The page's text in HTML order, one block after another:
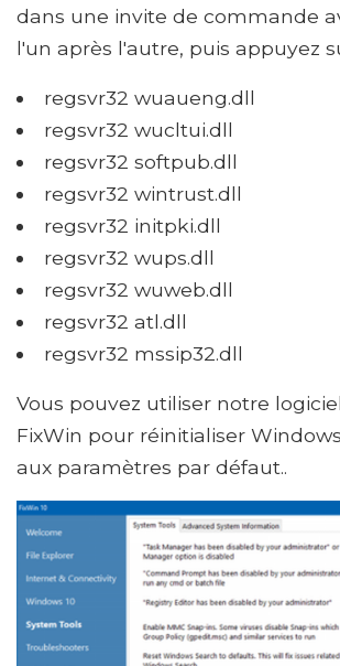
dans une invite de commande
l'un après l'autre, puis appuyez
regsvr32 wuaueng.dll
regsvr32 wucltui.dll
regsvr32 softpub.dll
regsvr32 wintrust.dll
regsvr32 initpki.dll
regsvr32 wups.dll
regsvr32 wuweb.dll
regsvr32 atl.dll
regsvr32 mssip32.dll
Vous pouvez utiliser notre
FixWin pour réinitialiser
aux paramètres par défaut..